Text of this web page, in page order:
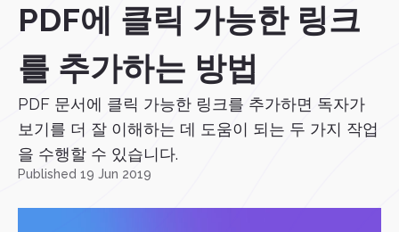
PDF에 클릭 가능한 링크
를 추가하는 방법
PDF 문서에 클릭 가능한 링크를 추가하면 독자가
보기를 더 잘 이해하는 데 도움이 되는 두 가지 작업
을 수행할 수 있습니다.
Published 19 Jun 2019